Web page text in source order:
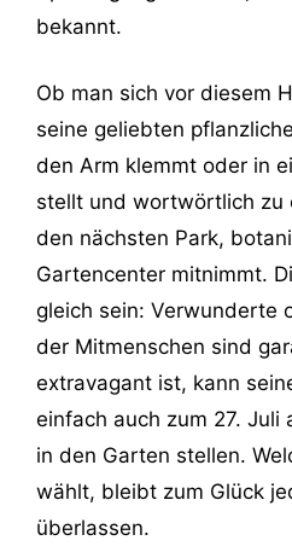
bekannt.
Ob man sich vor diesem
seine geliebten
den Arm klemmt oder in
stellt und wortwörtlich zu
den nächsten Park,
Gartencenter mitnimmt.
gleich sein: Verwunderte
der Mitmenschen sind
extravagant ist, kann
einfach auch zum 27. Juli
in den Garten stellen.
wählt, bleibt zum Glück
überlassen.